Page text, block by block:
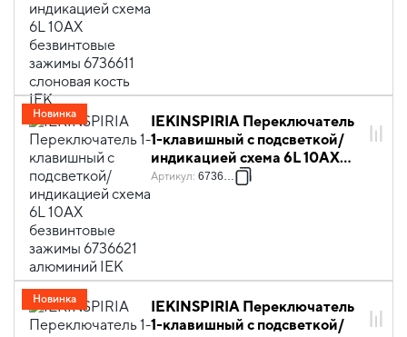
IEKINSPIRIA Переключатель
1-клавишный с подсветкой/
индикацией схема 6L 10АХ
безвинтовые зажимы 6736621
Артикул: 6736621
Новинка
IEKINSPIRIA Переключатель
1-клавишный с подсветкой/
Новинка